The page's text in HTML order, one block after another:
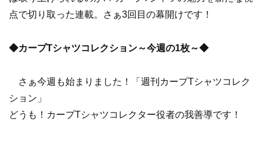
点で切り取った連載。さぁ3回目の幕開けです！
◆カープTシャツコレクション～今週の1枚～◆
さぁ今週も始まりました！「週刊カープTシャツコレク
ション」
どうも！カープTシャツコレクター役者の我善導です！